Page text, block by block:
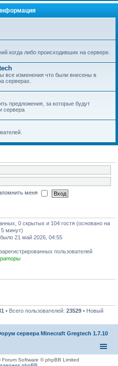
когда либо происходивших на сервере.
все изменения что были внесены в
серверах.
предложения, за которые будут
сервера
меня
0 скрытых и 104 гостя (основано на
5 минут)
21 май 2026, 04:55
пользователей
• Всего пользователей: 23529 • Новый
сервера Minecraft Gregtech 1.7.10
Forum Software © phpBB Limited